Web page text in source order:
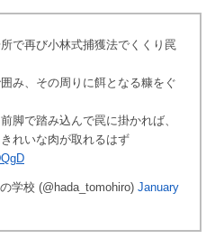
で再び小林式捕獲法でくくり罠
み、その周りに餌となる糠をぐ
脚で踏み込んで罠に掛かれば、
れいな肉が取れるはず
学校 (@hada_tomohiro) January